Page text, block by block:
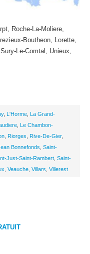
Roche-La-Moliere,
Boutheon, Lorette,
Le-Comtal, Unieux,
, L'Horme La Grand-
Le Chambon-
Riorges Rive-De-Gier,
Bonnefonds Saint-
Just-Saint-Rambert Saint-
Veauche Villars Villerest